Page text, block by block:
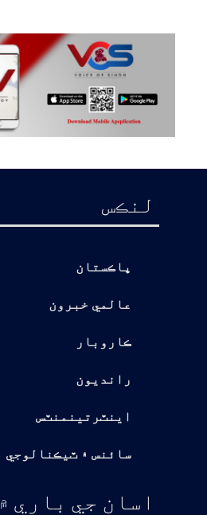
لنڪس
پاڪستان
عالمي خبرون
ڪاروبار
رانديون
اينٽرتينمنٽس
سائنس ۽ ٽيڪنالوجي
اسان جي باري ۾